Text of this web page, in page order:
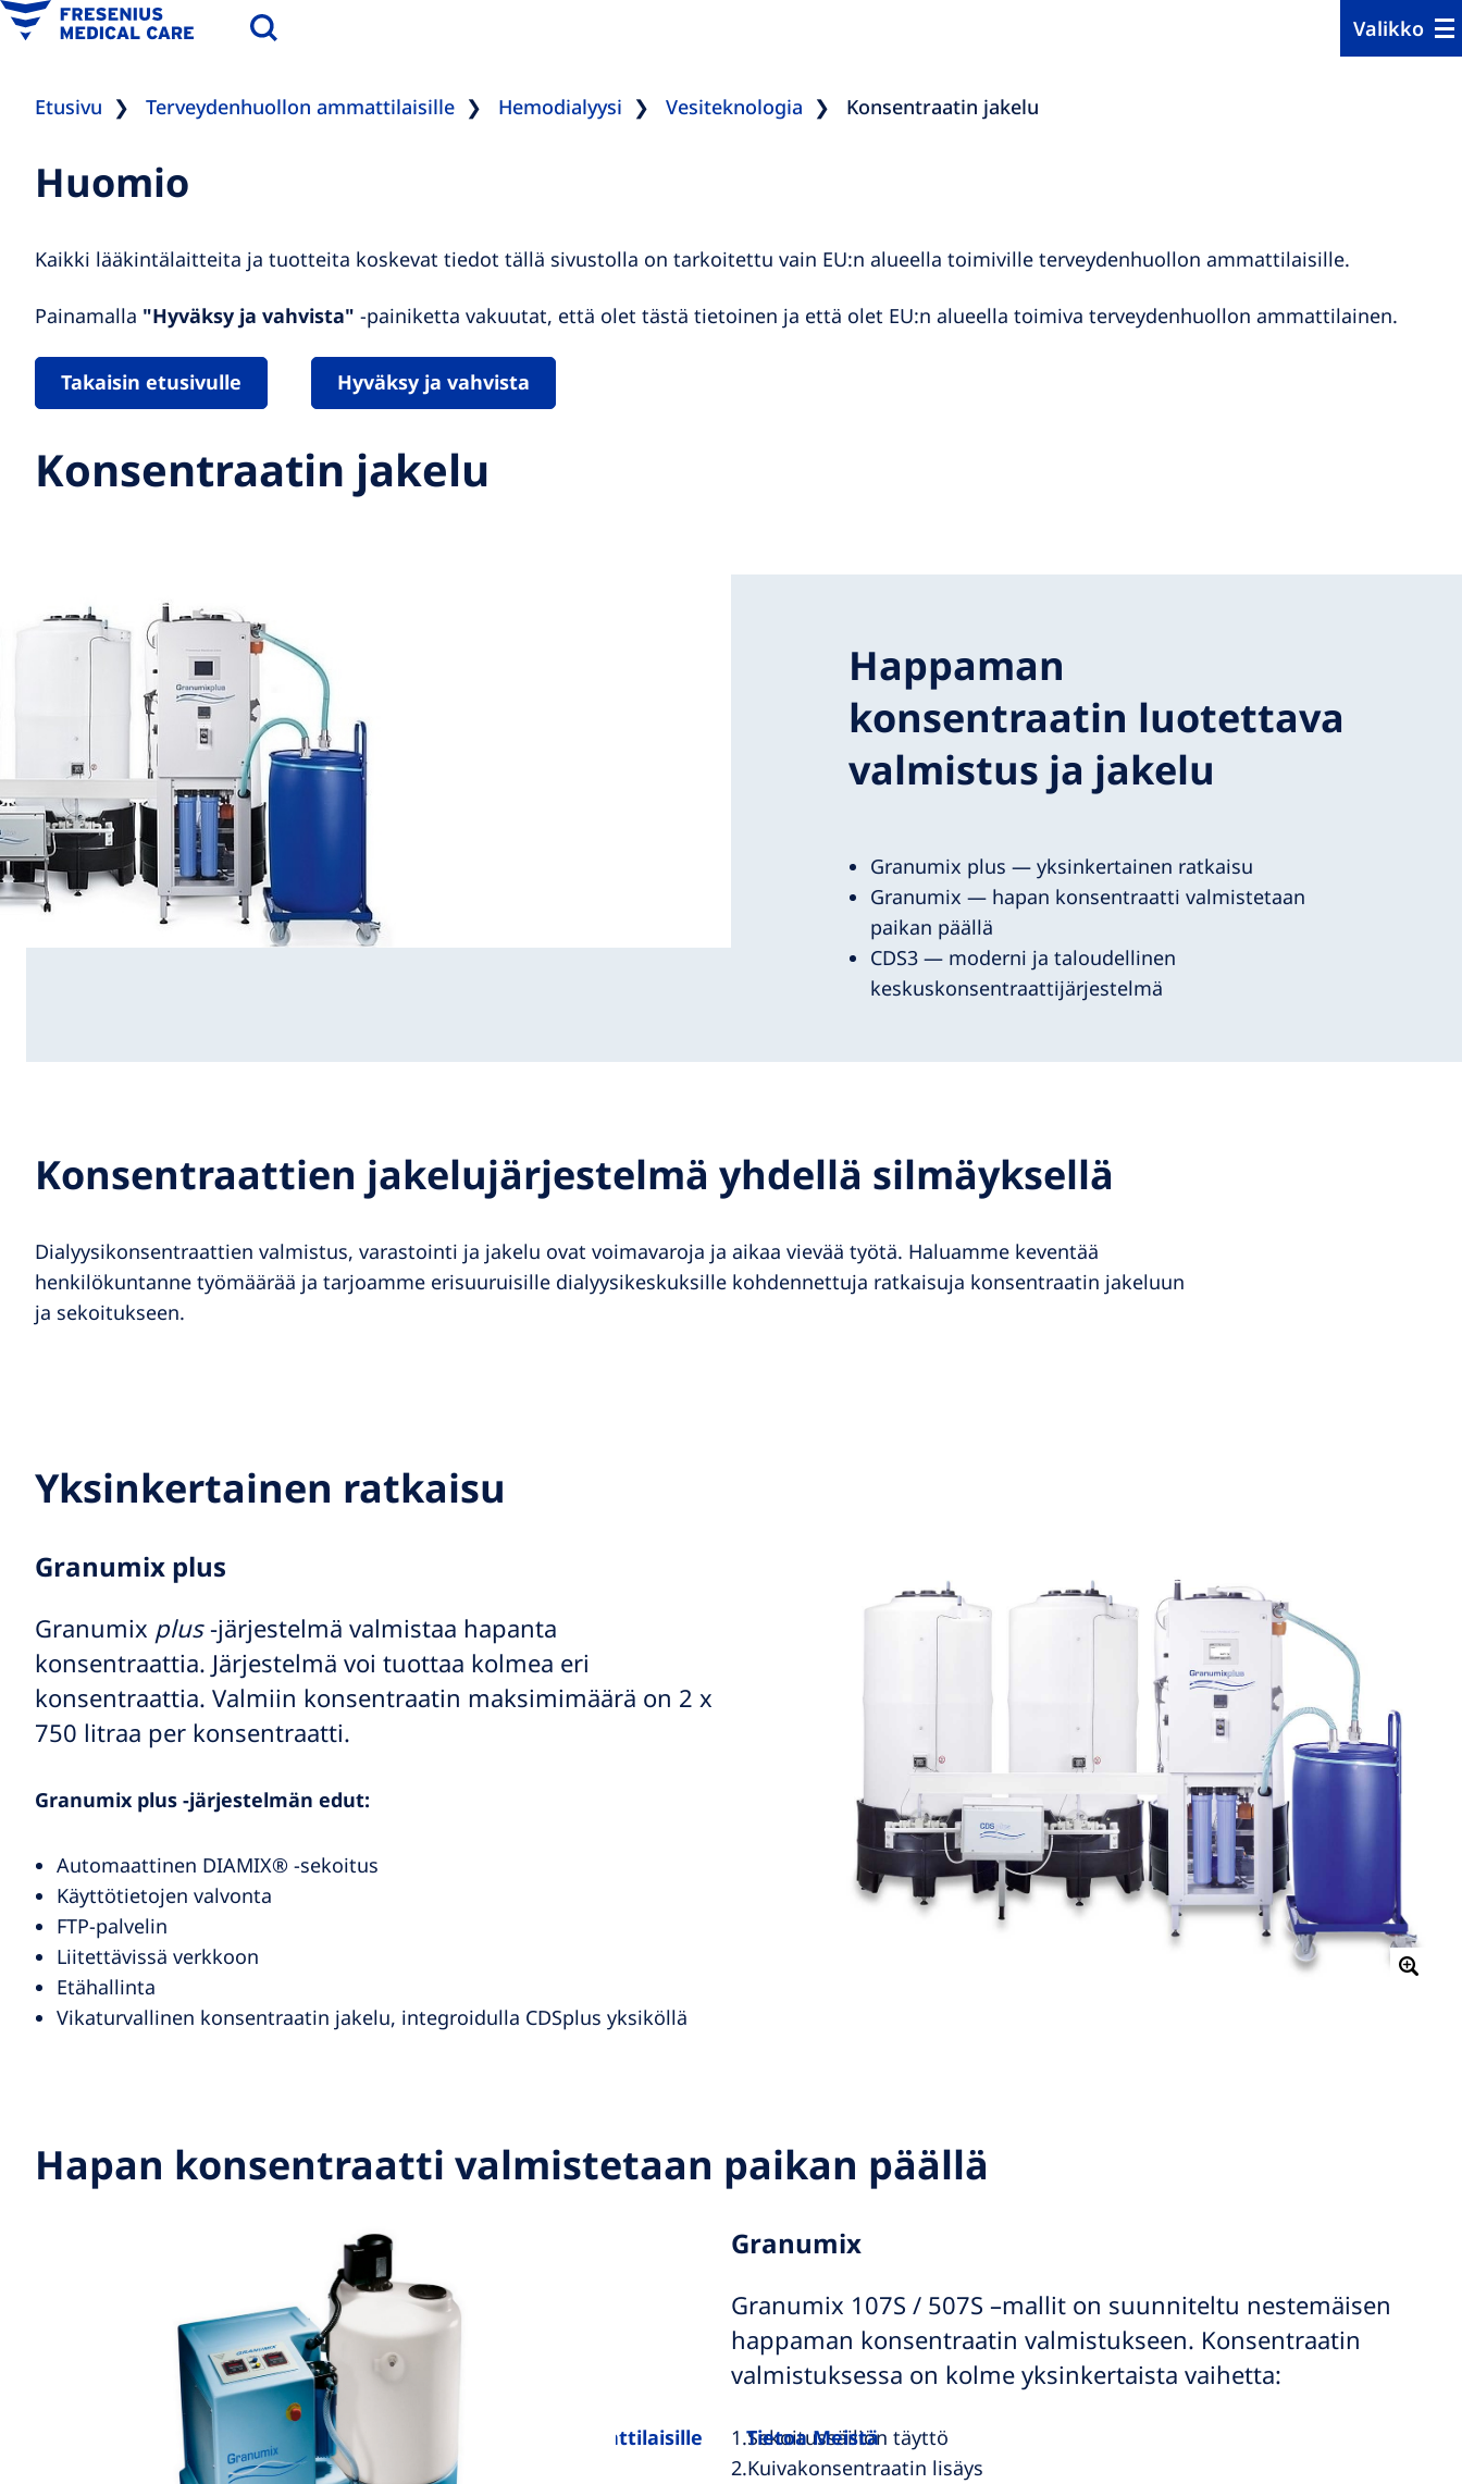
Valikko
Potilaat Terveydenhuollon ammattilaisille Tietoa Meistä
Etusivu Terveydenhuollon ammattilaisille Hemodialyysi Vesiteknologia Konsentraatin jakelu
Huomio
Kaikki lääkintälaitteita ja tuotteita koskevat tiedot tällä sivustolla on tarkoitettu vain EU:n alueella toimiville terveydenhuollon ammattilaisille.
Painamalla "Hyväksy ja vahvista" -painiketta vakuutat, että olet tästä tietoinen ja että olet EU:n alueella toimiva terveydenhuollon ammattilainen.
Takaisin etusivulle Hyväksy ja vahvista
Konsentraatin jakelu
Happaman
konsentraatin luotettava
valmistus ja jakelu
Granumix plus — yksinkertainen ratkaisu
Granumix — hapan konsentraatti valmistetaan
paikan päällä
CDS3 — moderni ja taloudellinen
keskuskonsentraattijärjestelmä
Konsentraattien jakelujärjestelmä yhdellä silmäyksellä
Dialyysikonsentraattien valmistus, varastointi ja jakelu ovat voimavaroja ja aikaa vievää työtä. Haluamme keventää
henkilökuntanne työmäärää ja tarjoamme erisuuruisille dialyysikeskuksille kohdennettuja ratkaisuja konsentraatin jakeluun
ja sekoitukseen.
Yksinkertainen ratkaisu
Granumix plus
Granumix plus-järjestelmä valmistaa hapanta
konsentraattia. Järjestelmä voi tuottaa kolmea eri
konsentraattia. Valmiin konsentraatin maksimimäärä on 2 x
750 litraa per konsentraatti.
Granumix plus -järjestelmän edut:
Automaattinen DIAMIX® -sekoitus
Käyttötietojen valvonta
FTP-palvelin
Liitettävissä verkkoon
Etähallinta
Vikaturvallinen konsentraatin jakelu, integroidulla CDSplus yksiköllä
Hapan konsentraatti valmistetaan paikan päällä
Granumix
Granumix 107S / 507S –mallit on suunniteltu nestemäisen
happaman konsentraatin valmistukseen. Konsentraatin
valmistuksessa on kolme yksinkertaista vaihetta:
1.Sekoitussäiliön täyttö
2.Kuivakonsentraatin lisäys